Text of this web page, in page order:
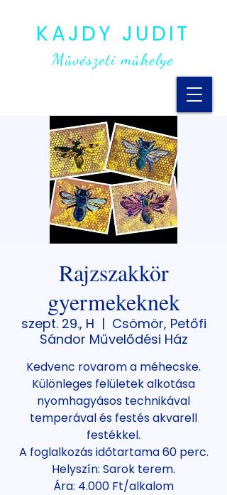
KAJDY JUDIT
Művészeti műhelye
Rajzszakkör
gyermekeknek
szept. 29., H
  |
Csömör, Petőfi
Sándor Művelődési Ház
Kedvenc rovarom a méhecske.
Különleges felületek alkotása
nyomhagyásos technikával
temperával és festés akvarell
festékkel.
A foglalkozás időtartama 60 perc.
Helyszín: Sarok terem.
Ára: 4.000 Ft/alkalom